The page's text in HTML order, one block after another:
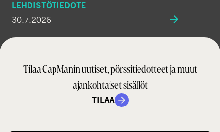
LEHDISTÖTIEDOTE
30.7.2026
Tilaa CapManin uutiset, pörssitiedotteet ja muut
ajankohtaiset sisällöt
TILAA